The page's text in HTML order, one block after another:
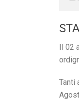
Il 02
Tanti